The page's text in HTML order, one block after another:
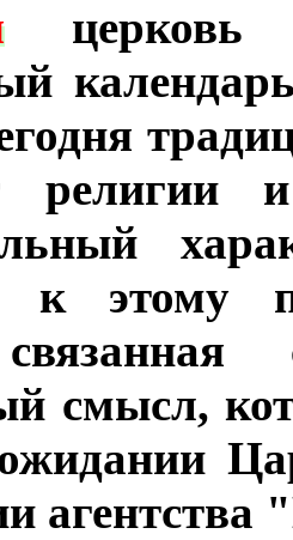
церковь
религии
к этому
смысл,
агентства